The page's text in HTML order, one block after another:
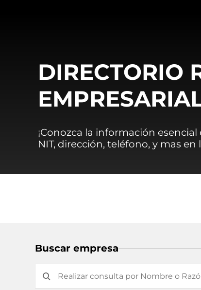
DIRECTORIO
¡Conozca la información
NIT, dirección, teléfono, y mas
Buscar empresa